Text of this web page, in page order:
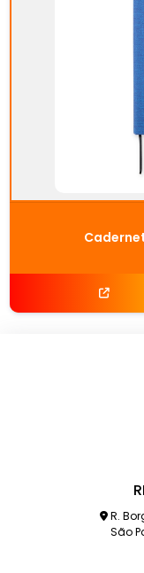
R.
São